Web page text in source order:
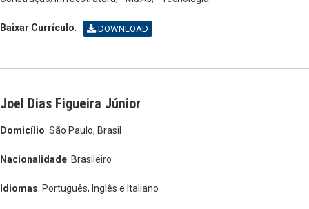
Baixar Currículo: DOWNLOAD
Joel Dias Figueira Júnior
Domicílio: São Paulo, Brasil
Nacionalidade: Brasileiro
Idiomas: Português, Inglês e Italiano